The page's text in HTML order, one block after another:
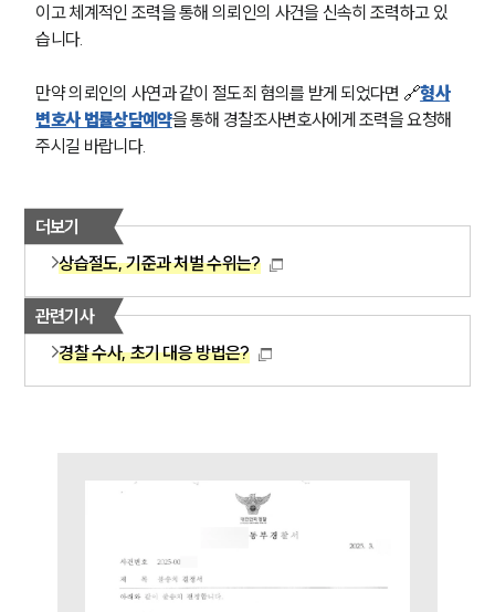
사례분석/최신동향
형사소송·상담후기
전체
구성원 소개
형사전문변호사
법률 블로그
법률서식
뉴스레터/브로슈어
이고 체계적인 조력을 통해 의뢰인의 사건을 신속히 조력하고 있
습니다.
만약 의뢰인의 사연과 같이 절도죄 혐의를 받게 되었다면 🔗형사
변호사 법률상담예약을 통해 경찰조사변호사에게 조력을 요청해
주시길 바랍니다.
더보기
상습절도, 기준과 처벌 수위는?
관련기사
경찰 수사, 초기 대응 방법은?